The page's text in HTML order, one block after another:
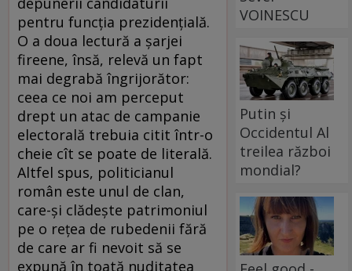
pentru funcția prezidențială.
O a doua lectură a șarjei
fireene, însă, relevă un fapt
mai degrabă îngrijorător:
ceea ce noi am perceput
drept un atac de campanie
electorală trebuia citit într-o
cheie cît se poate de literală.
Altfel spus, politicianul
român este unul de clan,
care-și clădește patrimoniul
pe o rețea de rubedenii fără
de care ar fi nevoit să se
expună în toată nuditatea
VOINESCU
Putin și
Occidentul Al
treilea război
mondial?